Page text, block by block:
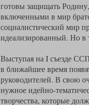
готовы защищать
включенными в мир
социалистический мир
идеализированный. Но в
Выступая на I съезде
в ближайшее время
руководителей. В свою
нужное идейно-
творчества, которые